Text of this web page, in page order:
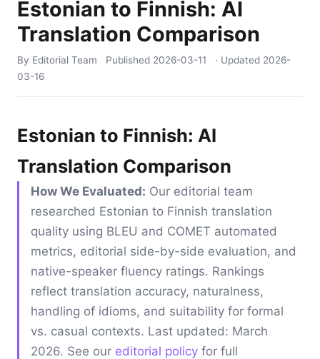
Estonian to Finnish: AI
Translation Comparison
By Editorial Team Published 2026-03-11 · Updated 2026-
03-16
Estonian to Finnish: AI
Translation Comparison
How We Evaluated: Our editorial team
researched Estonian to Finnish translation
quality using BLEU and COMET automated
metrics, editorial side-by-side evaluation, and
native-speaker fluency ratings. Rankings
reflect translation accuracy, naturalness,
handling of idioms, and suitability for formal
vs. casual contexts. Last updated: March
2026. See our editorial policy for full